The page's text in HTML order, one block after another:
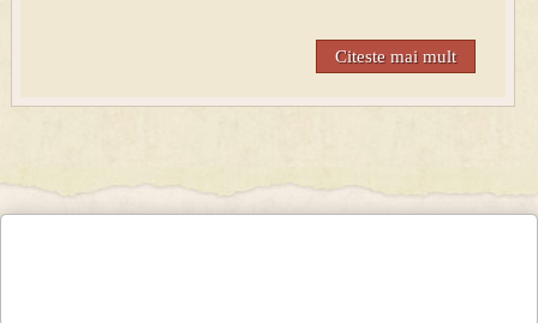
Citeste mai mult